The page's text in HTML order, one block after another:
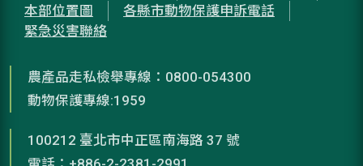
本部位置圖
各縣市動物保護申訴電話
緊急災害聯絡
農產品走私檢舉專線：0800-054300
動物保護專線:1959
100212 臺北市中正區南海路 37 號